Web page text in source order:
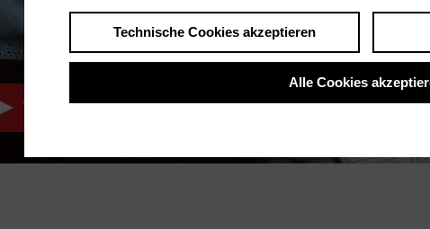
Trailer Videos ansehen
Technische Cookies akzeptieren
Alle Cookies